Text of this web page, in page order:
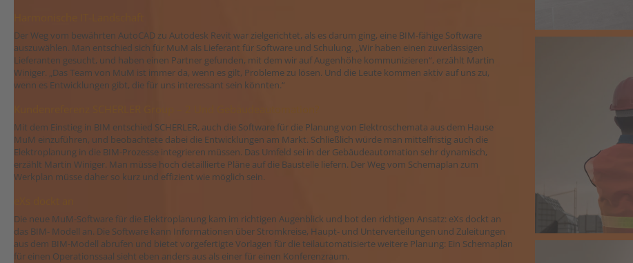
Der Weg vom bewährten AutoCAD zu Autodesk Revit war zielgerichtet, als es darum ging, eine BIM-fähige Software
auszuwählen. Man entschied sich für MuM als Lieferant für Software und Schulung. „Wir haben einen zuverlässigen
Lieferanten gesucht, und haben einen Partner gefunden, mit dem wir auf Augenhöhe kommunizieren“, erzählt Martin
Winiger. „Das Team von MuM ist immer da, wenn es gilt, Probleme zu lösen. Und die Leute kommen aktiv auf uns zu,
wenn es Entwicklungen gibt, die für uns interessant sein könnten.“
Mit dem Einstieg in BIM entschied SCHERLER, auch die Software für die Planung von Elektroschemata aus dem Hause
MuM einzuführen, und beobachtete dabei die Entwicklungen am Markt. Schließlich würde man mittelfristig auch die
Elektroplanung in die BIM-Prozesse integrieren müssen. Das Umfeld sei in der Gebäudeautomation sehr dynamisch,
erzählt Martin Winiger. Man müsse hoch detaillierte Pläne auf die Baustelle liefern. Der Weg vom Schemaplan zum
Werkplan müsse daher so kurz und effizient wie möglich sein.
Die neue MuM-Software für die Elektroplanung kam im richtigen Augenblick und bot den richtigen Ansatz: eXs dockt an
das BIM- Modell an. Die Software kann Informationen über Stromkreise, Haupt- und Unterverteilungen und Zuleitungen
aus dem BIM-Modell abrufen und bietet vorgefertigte Vorlagen für die teilautomatisierte weitere Planung: Ein Schemaplan
für einen Operationssaal sieht eben anders aus als einer für einen Konferenzraum.